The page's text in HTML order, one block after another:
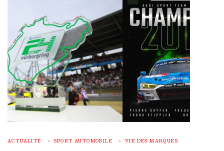
ACTUALITÉ SPORT AUTOMOBILE VIE DES MARQUES